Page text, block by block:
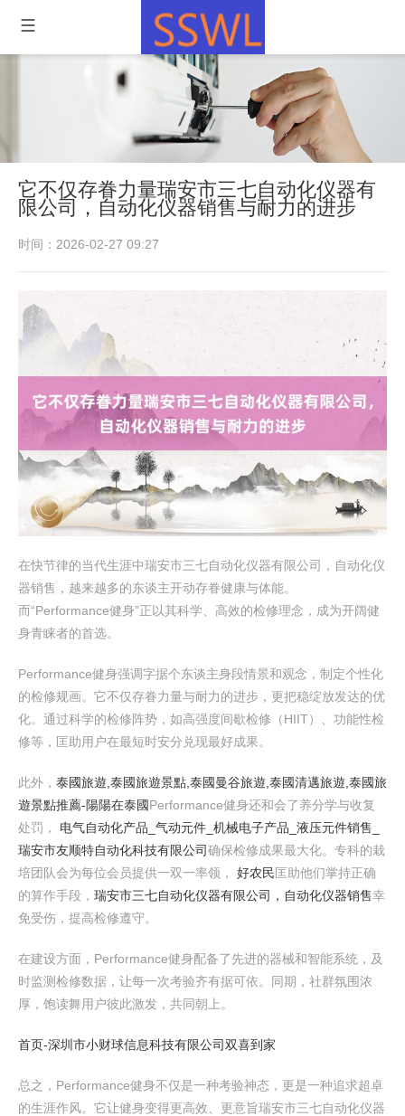
它不仅存眷力量瑞安市三七自动化仪器有
限公司，自动化仪器销售与耐力的进步
时间：2026-02-27 09:27
在快节律的当代生涯中瑞安市三七自动化仪器有限公司，自动化仪
器销售，越来越多的东谈主开动存眷健康与体能。
而“Performance健身”正以其科学、高效的检修理念，成为开阔健
身青睐者的首选。
Performance健身强调字据个东谈主身段情景和观念，制定个性化
的检修规画。它不仅存眷力量与耐力的进步，更把稳绽放发达的优
化。通过科学的检修阵势，如高强度间歇检修（HIIT）、功能性检
修等，匡助用户在最短时安分兑现最好成果。
此外， 泰國旅遊,泰國旅遊景點,泰國曼谷旅遊,泰國清邁旅遊,泰國旅
遊景點推薦​-陽陽在泰國Performance健身还和会了养分学与收复
处罚， 电气自动化产品_气动元件_机械电子产品_液压元件销售_
瑞安市友顺特自动化科技有限公司确保检修成果最大化。专科的栽
培团队会为每位会员提供一双一率领， 好农民匡助他们掌持正确
的算作手段， 瑞安市三七自动化仪器有限公司，自动化仪器销售幸
免受伤，提高检修遵守。
在建设方面，Performance健身配备了先进的器械和智能系统，及
时监测检修数据，让每一次考验齐有据可依。同期，社群氛围浓
厚，饱读舞用户彼此激发，共同朝上。
首页-深圳市小财球信息科技有限公司双喜到家
总之，Performance健身不仅是一种考验神态，更是一种追求超卓
的生涯作风。它让健身变得更高效、更意旨瑞安市三七自动化仪器